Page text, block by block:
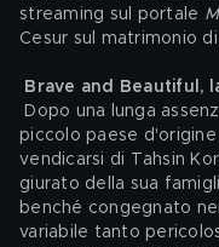
streaming sul portale
Cesur sul matrimonio
Brave and Beautiful,
piccolo paese
vendicarsi di Tahsin
giurato della sua
benché congegnato
variabile tanto